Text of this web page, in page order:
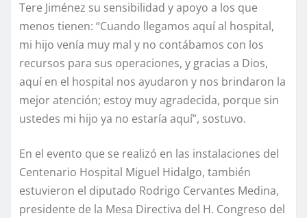
Tere Jiménez su sensibilidad y apoyo a los que
menos tienen: “Cuando llegamos aquí al hospital,
mi hijo venía muy mal y no contábamos con los
recursos para sus operaciones, y gracias a Dios,
aquí en el hospital nos ayudaron y nos brindaron la
mejor atención; estoy muy agradecida, porque sin
ustedes mi hijo ya no estaría aquí”, sostuvo.
En el evento que se realizó en las instalaciones del
Centenario Hospital Miguel Hidalgo, también
estuvieron el diputado Rodrigo Cervantes Medina,
presidente de la Mesa Directiva del H. Congreso del